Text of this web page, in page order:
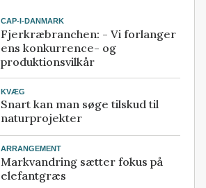
CAP-I-DANMARK
Fjerkræbranchen: - Vi forlanger
ens konkurrence- og
produktionsvilkår
KVÆG
Snart kan man søge tilskud til
naturprojekter
ARRANGEMENT
Markvandring sætter fokus på
elefantgræs